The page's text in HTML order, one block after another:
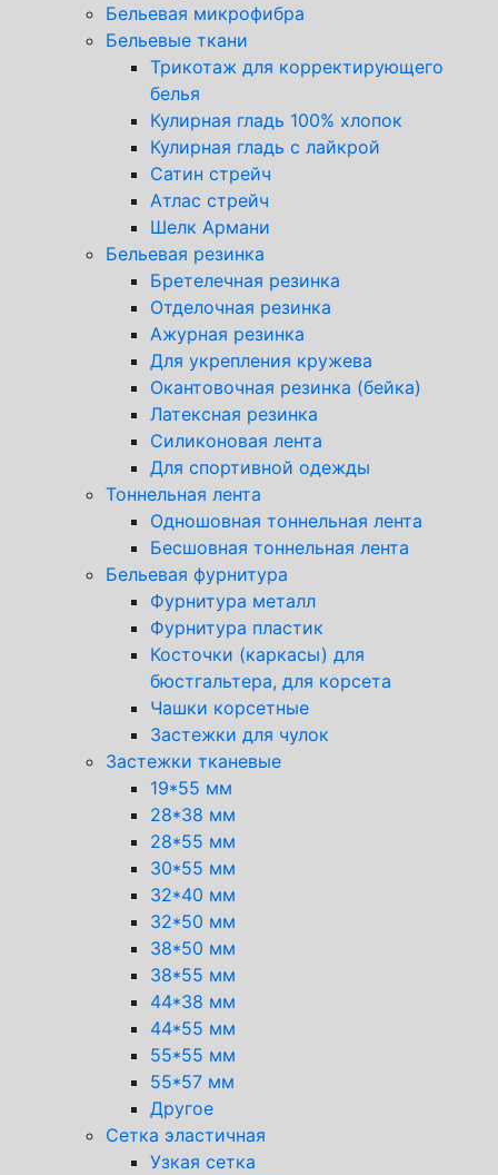
Бельевая микрофибра
Бельевые ткани
Трикотаж для корректирующего
белья
Кулирная гладь 100% хлопок
Кулирная гладь с лайкрой
Сатин стрейч
Атлас стрейч
Шелк Армани
Бельевая резинка
Бретелечная резинка
Отделочная резинка
Ажурная резинка
Для укрепления кружева
Окантовочная резинка (бейка)
Латексная резинка
Силиконовая лента
Для спортивной одежды
Тоннельная лента
Одношовная тоннельная лента
Бесшовная тоннельная лента
Бельевая фурнитура
Фурнитура металл
Фурнитура пластик
Косточки (каркасы) для
бюстгальтера, для корсета
Чашки корсетные
Застежки для чулок
Застежки тканевые
19*55 мм
28*38 мм
28*55 мм
30*55 мм
32*40 мм
32*50 мм
38*50 мм
38*55 мм
44*38 мм
44*55 мм
55*55 мм
55*57 мм
Другое
Сетка эластичная
Узкая сетка